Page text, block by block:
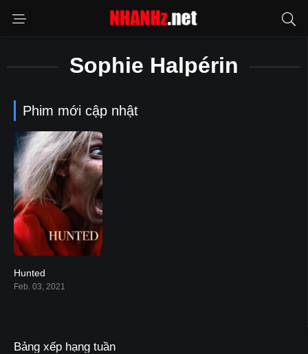
Sophie Halpérin
Phim mới cập nhật
Hunted
Feb. 03, 2021
Bảng xếp hạng tuần